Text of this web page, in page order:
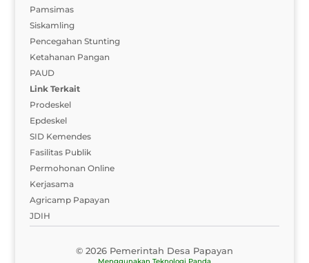
Pamsimas
Siskamling
Pencegahan Stunting
Ketahanan Pangan
PAUD
Link Terkait
Prodeskel
Epdeskel
SID Kemendes
Fasilitas Publik
Permohonan Online
Kerjasama
Agricamp Papayan
JDIH
© 2026 Pemerintah Desa Papayan